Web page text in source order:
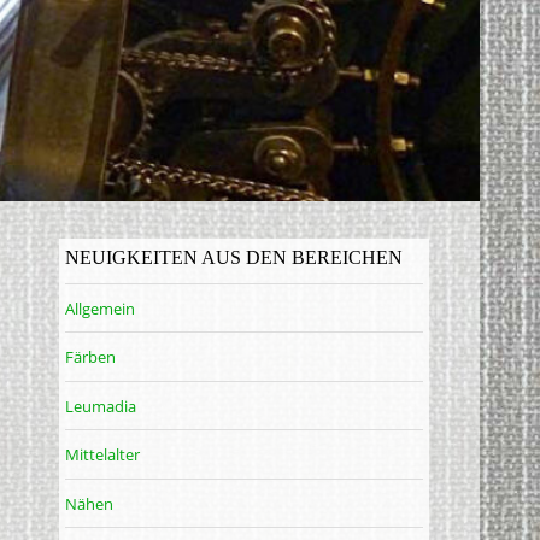
NEUIGKEITEN AUS DEN BEREICHEN
Allgemein
Färben
Leumadia
Mittelalter
Nähen